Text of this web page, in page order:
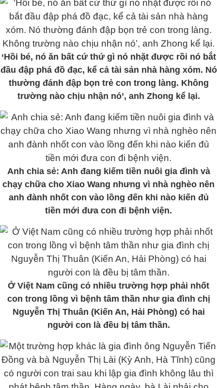
‘Hồi bé, nó ăn bất cứ thứ gì nó nhặt được rồi nó bắt
đầu đập phá đồ đạc, kể cả tài sản nhà hàng xóm. Nó
thường đánh đập bọn trẻ con trong làng. Không
trường nào chịu nhận nó’, anh Zhong kể lại.
Anh chia sẻ: Anh đang kiếm tiền nuôi gia đình và
chạy chữa cho Xiao Wang nhưng vì nhà nghèo nên
anh đành nhốt con vào lồng đến khi nào kiến đủ
tiền mới đưa con đi bệnh viện.
Ở Việt Nam cũng có nhiều trường hợp phải nhốt
con trong lồng vì bệnh tâm thần như gia đình chị
Nguyễn Thị Thuân (Kiến An, Hải Phòng) có hai
người con là đều bị tâm thần.